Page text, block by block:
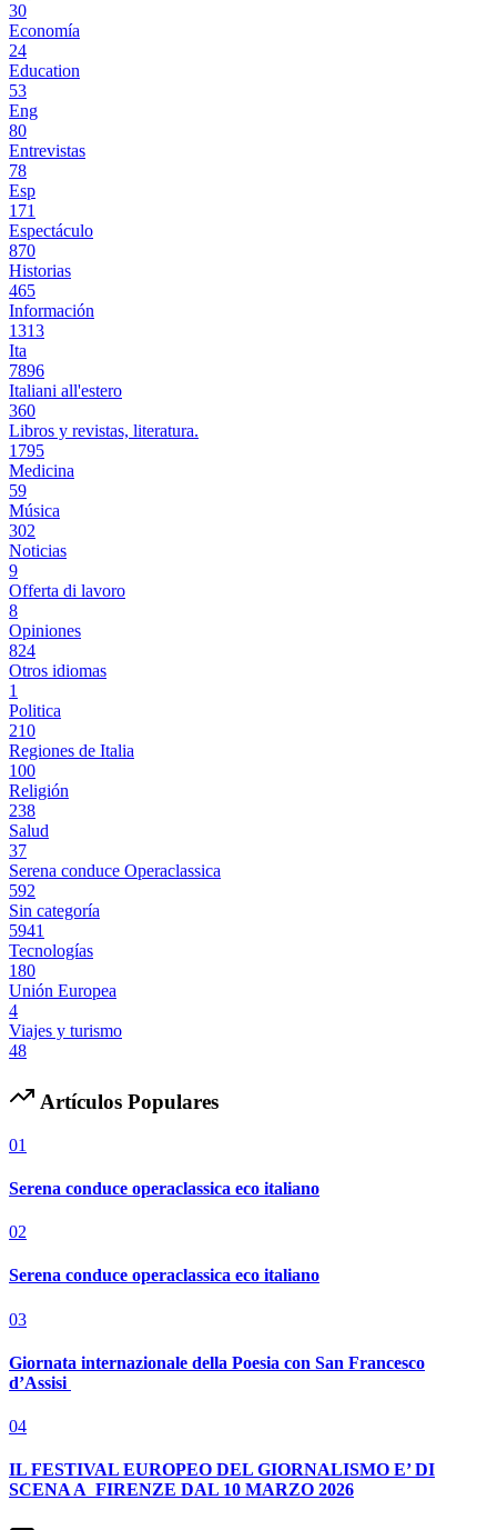
30
Economía
24
Education
53
Eng
80
Entrevistas
78
Esp
171
Espectáculo
870
Historias
465
Información
1313
Ita
7896
Italiani all'estero
360
Libros y revistas, literatura.
1795
Medicina
59
Música
302
Noticias
9
Offerta di lavoro
8
Opiniones
824
Otros idiomas
1
Politica
210
Regiones de Italia
100
Religión
238
Salud
37
Serena conduce Operaclassica
592
Sin categoría
5941
Tecnologías
180
Unión Europea
4
Viajes y turismo
48
Artículos Populares
01
Serena conduce operaclassica eco italiano
02
Serena conduce operaclassica eco italiano
03
Giornata internazionale della Poesia con San Francesco
d’Assisi
04
IL FESTIVAL EUROPEO DEL GIORNALISMO E’ DI
SCENA A FIRENZE DAL 10 MARZO 2026